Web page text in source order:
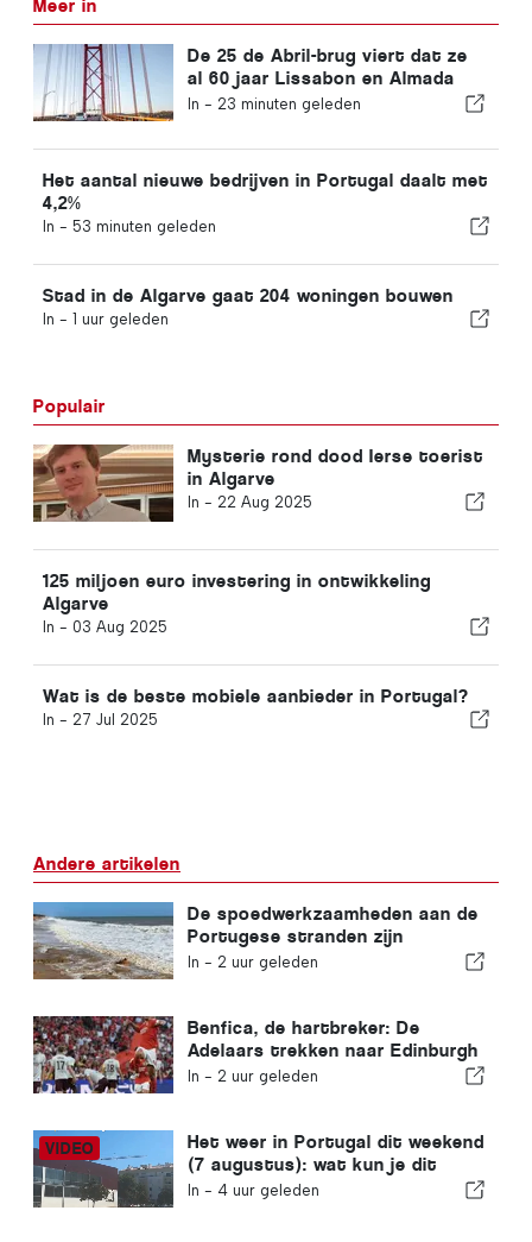
Meer in
De 25 de Abril-brug viert dat ze
al 60 jaar Lissabon en Almada
met elkaar verbindt
In - 23 minuten geleden
Het aantal nieuwe bedrijven in Portugal daalt met
4,2%
In - 53 minuten geleden
Stad in de Algarve gaat 204 woningen bouwen
In - 1 uur geleden
Populair
Mysterie rond dood Ierse toerist
in Algarve
In - 22 Aug 2025
125 miljoen euro investering in ontwikkeling
Algarve
In - 03 Aug 2025
Wat is de beste mobiele aanbieder in Portugal?
In - 27 Jul 2025
Andere artikelen
De spoedwerkzaamheden aan de
Portugese stranden zijn
afgerond
In - 2 uur geleden
Benfica, de hartbreker: De
Adelaars trekken naar Edinburgh
met één voet al in de volgende
In - 2 uur geleden
Het weer in Portugal dit weekend
(7 augustus): wat kun je dit
weekend in heel Portugal
In - 4 uur geleden